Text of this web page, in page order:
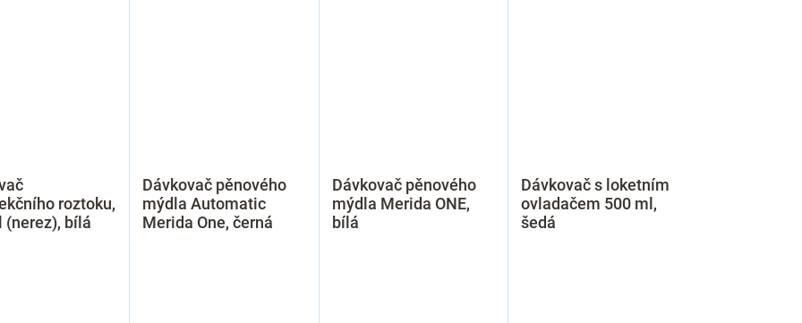
roztoku,
(nerez), bílá
Dávkovač pěnového
mýdla Automatic
Merida One, černá
Dávkovač pěnového
mýdla Merida ONE,
bílá
Dávkovač s loketním
ovladačem 500 ml,
šedá